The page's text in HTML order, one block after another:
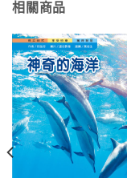
相關商品